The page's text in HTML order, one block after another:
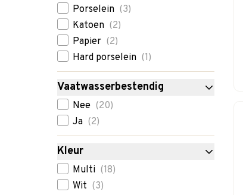
Porselein (3)
Katoen (2)
Papier (2)
Hard porselein (1)
Vaatwasserbestendig
filterNee (20)
Ja (2)
Kleur
filterMulti (18)
Wit (3)